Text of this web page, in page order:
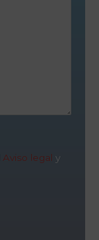
Aviso legal y